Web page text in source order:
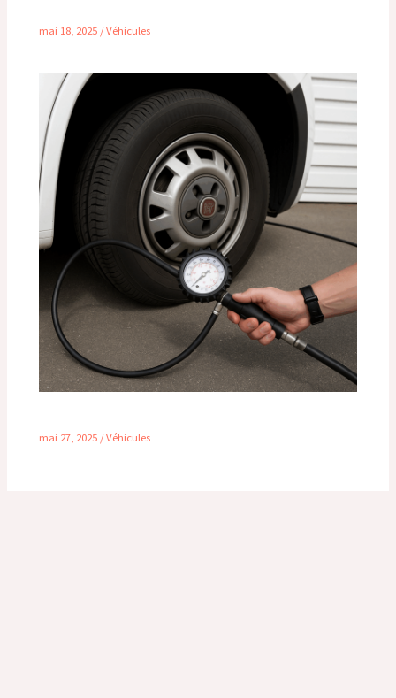
mai 18, 2025 /Véhicules
mai 27, 2025 /Véhicules